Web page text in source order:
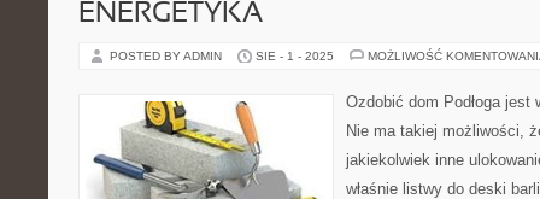
ENERGETYKA
POSTED BY ADMIN SIE - 1 - 2025 MOŻLIWOŚĆ
Ozdobić dom Podłoga
Nie ma takiej możliwości,
jakiekolwiek inne
właśnie listwy do deski